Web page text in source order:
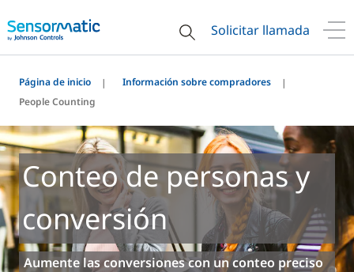
Solicitar llamada
Página de inicio
Información sobre compradores
People Counting
Conteo de personas y
conversión
Aumente las conversiones con un conteo preciso